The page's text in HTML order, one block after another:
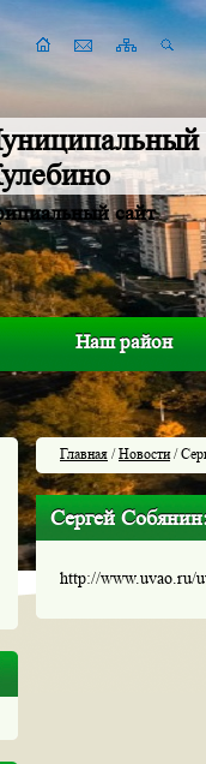
сайт
Наш район
Главная /Новости/
Сергей
http://www.uvao.ru/